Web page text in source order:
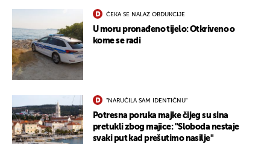
ČEKA SE NALAZ OBDUKCIJE
U moru pronađeno tijelo: Otkriveno o
kome se radi
"NARUČILA SAM IDENTIČNU"
Potresna poruka majke čijeg su sina
pretukli zbog majice: "Sloboda nestaje
svaki put kad prešutimo nasilje"